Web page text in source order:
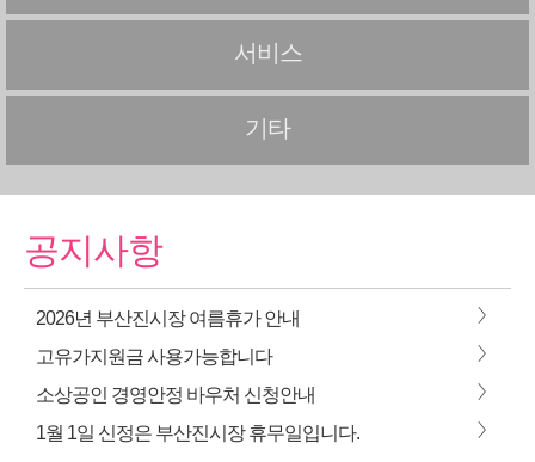
서비스
기타
공지사항
2026년 부산진시장 여름휴가 안내 >
고유가지원금 사용가능합니다 >
소상공인 경영안정 바우처 신청안내 >
1월 1일 신정은 부산진시장 휴무일입니다. >